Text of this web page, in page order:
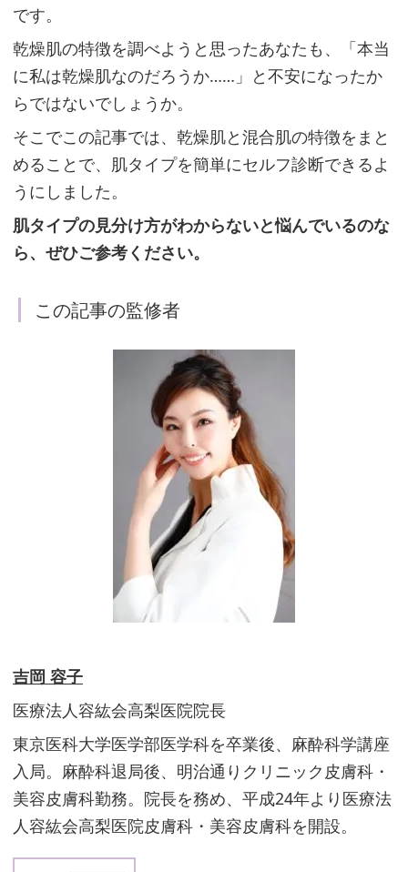
です。
乾燥肌の特徴を調べようと思ったあなたも、「本当
に私は乾燥肌なのだろうか……」と不安になったか
らではないでしょうか。
そこでこの記事では、乾燥肌と混合肌の特徴をまと
めることで、肌タイプを簡単にセルフ診断できるよ
うにしました。
肌タイプの見分け方がわからないと悩んでいるのな
ら、ぜひご参考ください。
この記事の監修者
吉岡 容子
医療法人容紘会高梨医院院長
東京医科大学医学部医学科を卒業後、麻酔科学講座
入局。麻酔科退局後、明治通りクリニック皮膚科・
美容皮膚科勤務。院長を務め、平成24年より医療法
人容紘会高梨医院皮膚科・美容皮膚科を開設。